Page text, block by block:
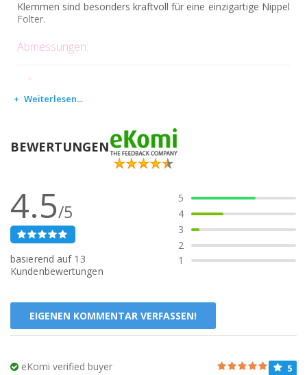
Klemmen sind besonders kraftvoll für eine einzigartige Nippel
Folter.
Abmessungen:
Breite: 3,6 cm
Weiterlesen...
BEWERTUNGEN
4.5/5
basierend auf 13
Kundenbewertungen
5
4
3
2
1
EIGENEN KOMMENTAR VERFASSEN!
eKomi verified buyer 5